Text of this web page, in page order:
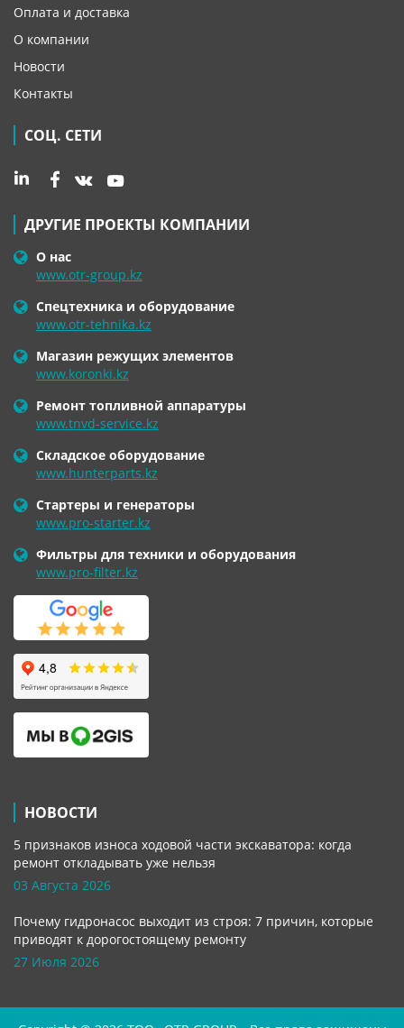
Оплата и доставка
О компании
Новости
Контакты
СОЦ. СЕТИ
ДРУГИЕ ПРОЕКТЫ КОМПАНИИ
О нас
www.otr-group.kz
Спецтехника и оборудование
www.otr-tehnika.kz
Магазин режущих элементов
www.koronki.kz
Ремонт топливной аппаратуры
www.tnvd-service.kz
Складское оборудование
www.hunterparts.kz
Стартеры и генераторы
www.pro-starter.kz
Фильтры для техники и оборудования
www.pro-filter.kz
НОВОСТИ
5 признаков износа ходовой части экскаватора: когда
ремонт откладывать уже нельзя
03 Августа 2026
Почему гидронасос выходит из строя: 7 причин, которые
приводят к дорогостоящему ремонту
27 Июля 2026